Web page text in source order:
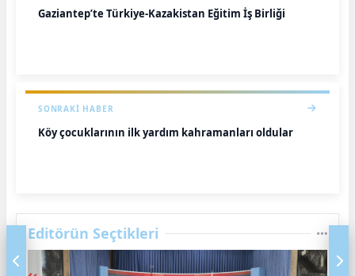
Gaziantep’te Türkiye-Kazakistan Eğitim İş Birliği
SONRAKI HABER
Köy çocuklarının ilk yardım kahramanları oldular
Editörün Seçtikleri